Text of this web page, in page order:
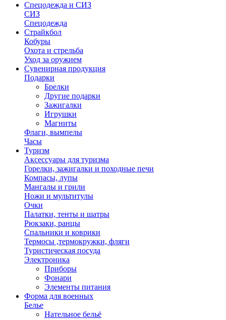
Спецодежда и СИЗ
СИЗ
Спецодежда
Страйкбол
Кобуры
Охота и стрельба
Уход за оружием
Сувенирная продукция
Подарки
Брелки
Другие подарки
Зажигалки
Игрушки
Магниты
Флаги, вымпелы
Часы
Туризм
Аксессуары для туризма
Горелки, зажигалки и походные печи
Компасы, лупы
Мангалы и грили
Ножи и мультитулы
Очки
Палатки, тенты и шатры
Рюкзаки, ранцы
Спальники и коврики
Термосы ,термокружки, фляги
Туристическая посуда
Электроника
Приборы
Фонари
Элементы питания
Форма для военных
Белье
Нательное бельё